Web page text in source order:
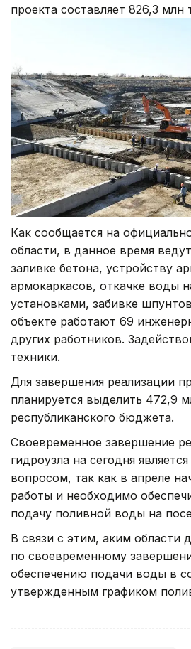
проекта составляет 826,3 млн
Как сообщается на
области, в данное время
заливке бетона, устройству
армокаркасов, откачке воды
установками, забивке
объекте работают 69
других работников.
техники.
Для завершения реализации
планируется выделить 472,9
республиканского бюджета.
Своевременное завершение
гидроузла на сегодня
вопросом, так как в апреле
работы и необходимо
подачу поливной воды на
В связи с этим, аким области
по своевременному
обеспечению подачи воды в
утвержденным графиком